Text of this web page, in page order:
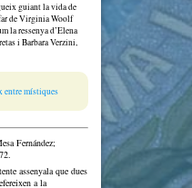
guiant la vida de
de Virginia Woolf
la ressenya d’Elena
i Barbara Verzini,
entre místiques
Fernández;
assenyala que dues
a la